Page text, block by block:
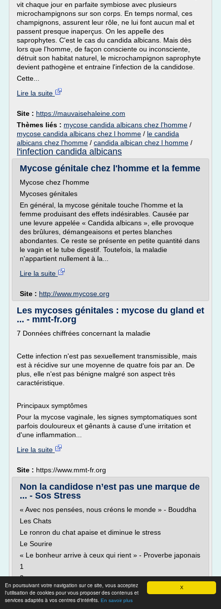
X
En poursuivant votre navigation sur ce site, vous acceptez
l'utilisation de cookies pour vous proposer des contenus et
services adaptés à vos centres d'intérêts. En savoir plus
vit chaque jour en parfaite symbiose avec plusieurs
microchampignons sur son corps. En temps normal, ces
champignons, assurent leur rôle, ne lui font aucun mal et
passent presque inaperçus. On les appelle des
saprophytes. C'est le cas du candida albicans. Mais dès
lors que l'homme, de façon consciente ou inconsciente,
détruit son habitat naturel, le microchampignon saprophyte
devient pathogène et entraine l'infection de la candidose.
Cette...
Lire la suite
Site : https://mauvaisehaleine.com
Thèmes liés : mycose candida albicans chez l'homme /
mycose candida albicans chez l homme / le candida
albicans chez l'homme / candida albican chez l homme /
l'infection candida albicans
Mycose génitale chez l'homme et la femme
Mycose chez l'homme
Mycoses génitales
En général, la mycose génitale touche l'homme et la
femme produisant des effets indésirables. Causée par
une levure appelée « Candida albicans », elle provoque
des brûlures, démangeaisons et pertes blanches
abondantes. Ce reste se présente en petite quantité dans
le vagin et le tube digestif. Toutefois, la maladie
n'appartient nullement à la...
Lire la suite
Site : http://www.mycose.org
Les mycoses génitales : mycose du gland et
... - mmt-fr.org
7 Données chiffrées concernant la maladie
Cette infection n'est pas sexuellement transmissible, mais
est à récidive sur une moyenne de quatre fois par an. De
plus, elle n'est pas bénigne malgré son aspect très
caractéristique.
Principaux symptômes
Pour la mycose vaginale, les signes symptomatiques sont
parfois douloureux et gênants à cause d'une irritation et
d'une inflammation...
Lire la suite
Site : https://www.mmt-fr.org
Non la candidose n’est pas une marque de
... - Sos Stress
« Avec nos pensées, nous créons le monde » - Bouddha
Les Chats
Le ronron du chat apaise et diminue le stress
Le Sourire
« Le bonheur arrive à ceux qui rient » - Proverbe japonais
1
2
3
Clés pour aller mieux J'ai testé pour vous Nos histoires de